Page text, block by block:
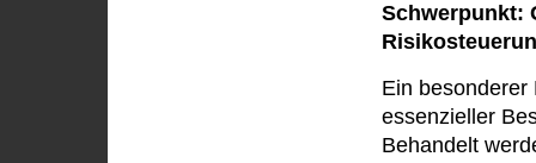
Schwerpunkt:
Ein
essenzieller
Behandelt